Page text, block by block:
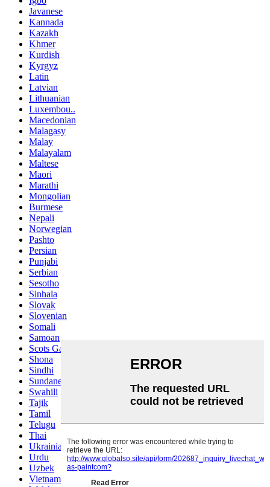
Javanese
Kannada
Kazakh
Khmer
Kurdish
Kyrgyz
Latin
Latvian
Lithuanian
Luxembou..
Macedonian
Malagasy
Malay
Malayalam
Maltese
Maori
Marathi
Mongolian
Burmese
Nepali
Norwegian
Pashto
Persian
Punjabi
Serbian
Sesotho
Sinhala
Slovak
Slovenian
Somali
Samoan
Scots Gaelic
Shona
Sindhi
Sundanese
Swahili
Tajik
Tamil
Telugu
Thai
Ukrainian
Urdu
Uzbek
Vietnamese